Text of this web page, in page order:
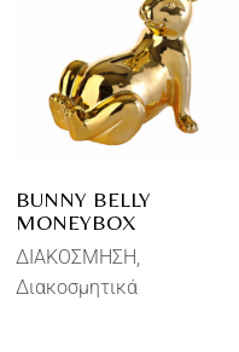
BUNNY BELLY
MONEYBOX
ΔΙΑΚΟΣΜΗΣΗ
Διακοσμητικά